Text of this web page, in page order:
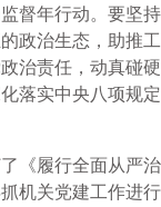
督年行动。要坚持
政治生态，助推工
治责任，动真碰硬
落实中央八项规定
《履行全面从严治
机关党建工作进行